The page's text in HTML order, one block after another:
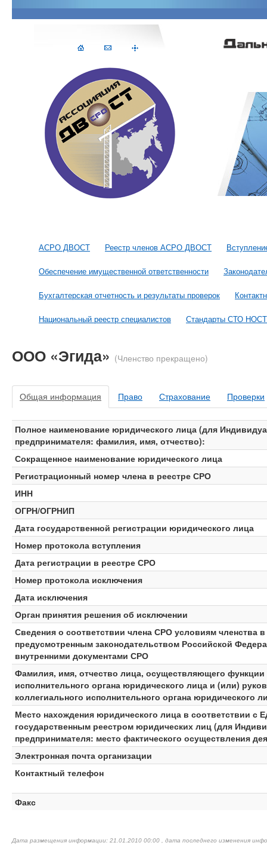
АСРО ДВОСТ Реестр членов АСРО ДВОСТ
Обеспечение имущественной ответственности
Бухгалтерская отчетность и результаты проверок
Национальный реестр специалистов Стандарты СТО
ООО «Эгида» (Членство прекращено)
Общая информация Право Страхование Проверки
Полное наименование юридического лица (для
предпринимателя: фамилия, имя, отчество):
Сокращенное наименование юридического лица
Регистрационный номер члена в реестре СРО
ИНН
ОГРН/ОГРНИП
Дата государственной регистрации юридического лица
Номер протокола вступления
Дата регистрации в реестре СРО
Номер протокола исключения
Дата исключения
Орган принятия решения об исключении
Сведения о соответствии члена СРО условиям членства
предусмотренным законодательством Российской
внутренними документами СРО
Фамилия, имя, отчество лица, осуществляющего функции
исполнительного органа юридического лица и (или)
коллегиального исполнительного органа юридического
Место нахождения юридического лица в соответствии с
государственным реестром юридических лиц (для
предпринимателя: место фактического осуществления
Электронная почта организации
Контактный телефон
Факс
Дата размещения информации: 21.01.2010 00:00 , дата последнего изменения